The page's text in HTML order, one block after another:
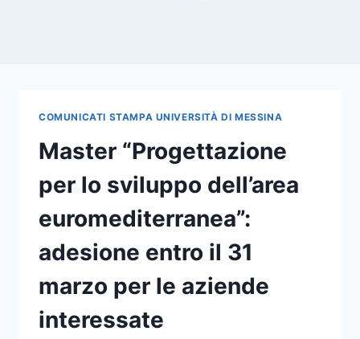
COMUNICATI STAMPA UNIVERSITÀ DI MESSINA
Master “Progettazione
per lo sviluppo dell’area
euromediterranea”:
adesione entro il 31
marzo per le aziende
interessate